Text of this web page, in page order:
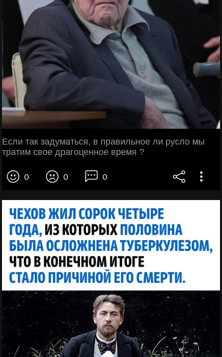
Если так задуматься, в правильное ли русло мы
тратим свое драгоценное время ?
0 0 0